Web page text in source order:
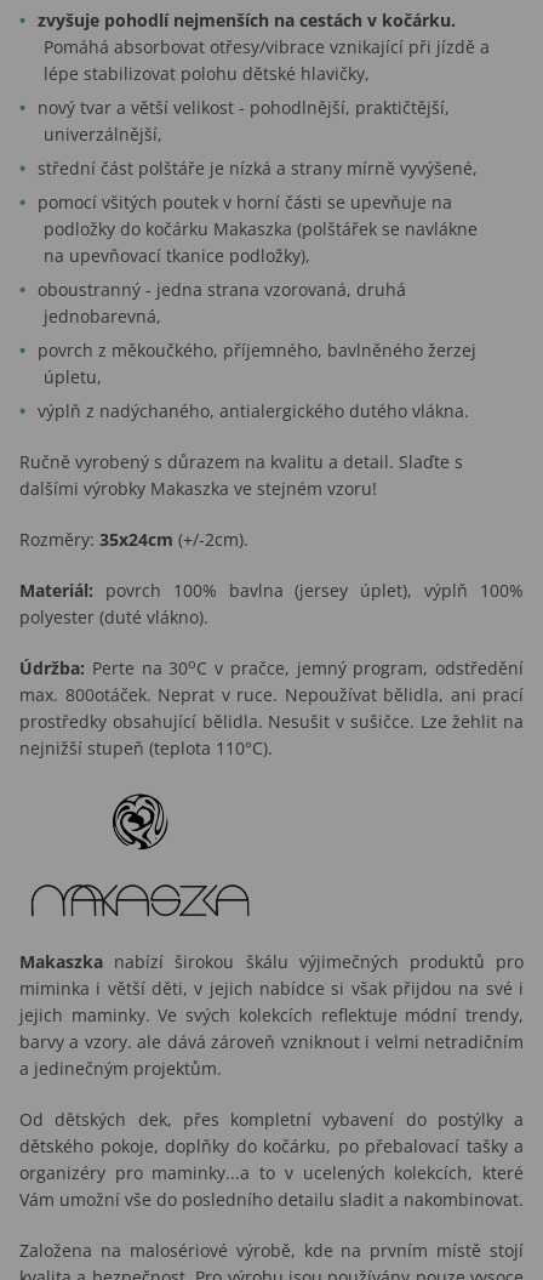
zvyšuje pohodlí nejmenších na cestách v kočárku.
Pomáhá absorbovat otřesy/vibrace vznikající při jízdě a
lépe stabilizovat polohu dětské hlavičky,
nový tvar a větší velikost - pohodlnější, praktičtější,
univerzálnější,
střední část polštáře je nízká a strany mírně vyvýšené,
pomocí všitých poutek v horní části se upevňuje na
podložky do kočárku Makaszka (polštářek se navlákne
na upevňovací tkanice podložky),
oboustranný - jedna strana vzorovaná, druhá
jednobarevná,
povrch z měkoučkého, příjemného, bavlněného žerzej
úpletu,
výplň z nadýchaného, antialergického dutého vlákna.
Ručně vyrobený s důrazem na kvalitu a detail. Slaďte s
dalšími výrobky Makaszka ve stejném vzoru!
Rozměry: 35x24cm (+/-2cm).
Materiál: povrch 100% bavlna (jersey úplet), výplň 100%
polyester (duté vlákno).
Údržba: Perte na 30oC v pračce, jemný program, odstředění
max. 800otáček. Neprat v ruce. Nepoužívat bělidla, ani prací
prostředky obsahující bělidla. Nesušit v sušičce. Lze žehlit na
nejnižší stupeň (teplota 110°C).
Makaszka nabízí širokou škálu výjimečných produktů pro
miminka i větší děti, v jejich nabídce si však přijdou na své i
jejich maminky. Ve svých kolekcích reflektuje módní trendy,
barvy a vzory. ale dává zároveň vzniknout i velmi netradičním
a jedinečným projektům.
Od dětských dek, přes kompletní vybavení do postýlky a
dětského pokoje, doplňky do kočárku, po přebalovací tašky a
organizéry pro maminky...a to v ucelených kolekcích, které
Vám umožní vše do posledního detailu sladit a nakombinovat.
Založena na malosériové výrobě, kde na prvním místě stojí